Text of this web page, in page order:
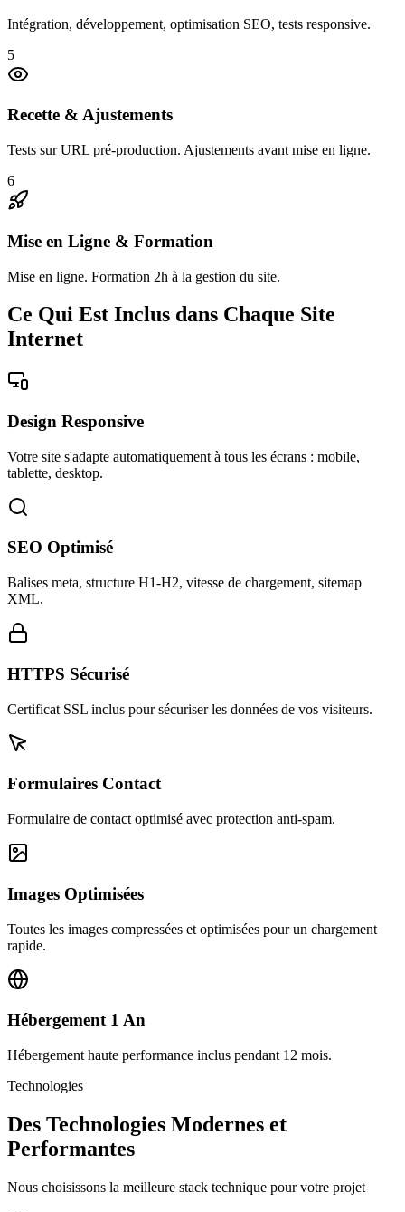
Intégration, développement, optimisation SEO, tests responsive.
5
Recette & Ajustements
Tests sur URL pré-production. Ajustements avant mise en ligne.
6
Mise en Ligne & Formation
Mise en ligne. Formation 2h à la gestion du site.
Ce Qui Est Inclus dans Chaque Site
Internet
Design Responsive
Votre site s'adapte automatiquement à tous les écrans : mobile,
tablette, desktop.
SEO Optimisé
Balises meta, structure H1-H2, vitesse de chargement, sitemap
XML.
HTTPS Sécurisé
Certificat SSL inclus pour sécuriser les données de vos visiteurs.
Formulaires Contact
Formulaire de contact optimisé avec protection anti-spam.
Images Optimisées
Toutes les images compressées et optimisées pour un chargement
rapide.
Hébergement 1 An
Hébergement haute performance inclus pendant 12 mois.
Technologies
Des Technologies Modernes et
Performantes
Nous choisissons la meilleure stack technique pour votre projet